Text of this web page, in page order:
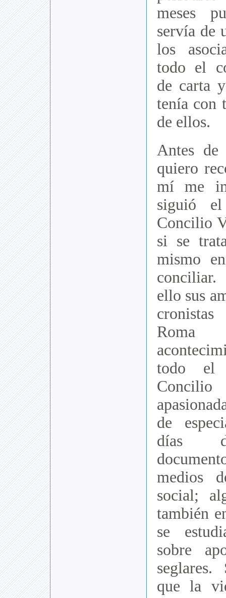
meses
servía de
los
todo el
de carta
tenía con
de ellos.
Antes de
quiero
mí me
siguió
Concilio
si se
mismo
ello sus
todo el
de
días
medios
social;
también
se
sobre
que la